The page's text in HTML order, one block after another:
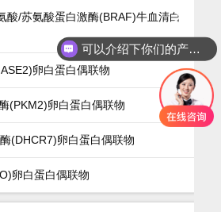
酸/苏氨酸蛋白激酶(BRAF)牛血清白
卵白蛋白偶联物
(PKM2)卵白蛋白偶联物
(DHCR7)卵白蛋白偶联物
卵白蛋白偶联物
可以介绍下你们的产品么